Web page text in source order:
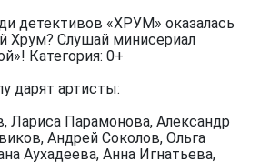
детективов «ХРУМ» оказалась
Хрум? Слушай минисериал
Категория: 0+
дарят артисты:
Лариса Парамонова, Александр
Андрей Соколов, Ольга
Аухадеева, Анна Игнатьева,